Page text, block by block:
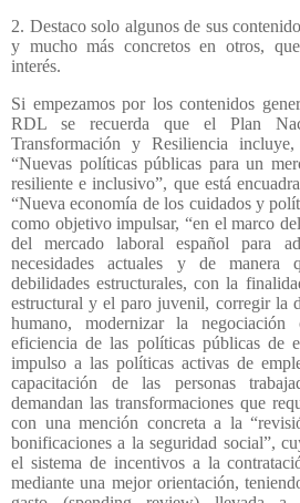
2. Destaco solo algunos de sus
y mucho más concretos en otros,
interés.
Si empezamos por los contenidos
RDL se recuerda que el Plan
Transformación y Resiliencia
“Nuevas políticas públicas para un
resiliente e inclusivo”, que está
“Nueva economía de los cuidados y
como objetivo impulsar, “en el marco
del mercado laboral español para
necesidades actuales y de manera
debilidades estructurales, con la
estructural y el paro juvenil, corregir la
humano, modernizar la
eficiencia de las políticas públicas de
impulso a las políticas activas de
capacitación de las personas
demandan las transformaciones que
con una mención concreta a la
bonificaciones a la seguridad social”,
el sistema de incentivos a la
mediante una mejor orientación,